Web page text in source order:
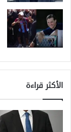
الأكثر قراءة